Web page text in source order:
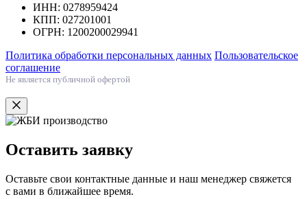
ИНН: 0278959424
КПП: 027201001
ОГРН: 1200200029941
Политика обработки персональных данных Пользовательское
соглашение
Не является публичной офертой
Оставить заявку
Оставьте свои контактные данные и наш менеджер свяжется
с вами в ближайшее время.